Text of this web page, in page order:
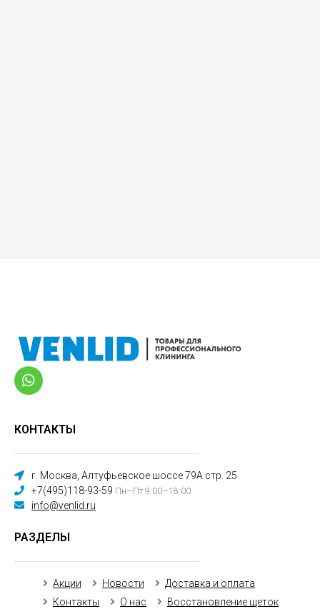
КОНТАКТЫ
г. Москва, Алтуфьевское шоссе 79А стр. 25
+7(495)118-93-59 Пн—Пт 9:00—18:00
info@venlid.ru
РАЗДЕЛЫ
Акции Новости
Доставка и оплата
Контакты
О нас Восстановление щеток